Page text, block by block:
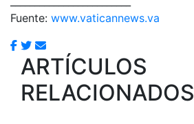
Fuente: www.vaticannews.va
ARTÍCULOS
RELACIONADOS